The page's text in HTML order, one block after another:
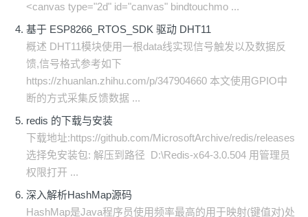
<canvas type="2d" id="canvas" bindtouchmo ...
基于 ESP8266_RTOS_SDK 驱动 DHT11
概述 DHT11模块使用一根data线实现信号触发以及数据反
馈,信号格式参考如下
https://zhuanlan.zhihu.com/p/347904660 本文使用GPIO中
断的方式采集反馈数据 ...
redis 的下载与安装
下载地址:https://github.com/MicrosoftArchive/redis/releases
选择免安装包: 解压到路径 D:\Redis-x64-3.0.504 用管理员
权限打开 ...
深入解析HashMap源码
HashMap是Java程序员使用频率最高的用于映射(键值对)处